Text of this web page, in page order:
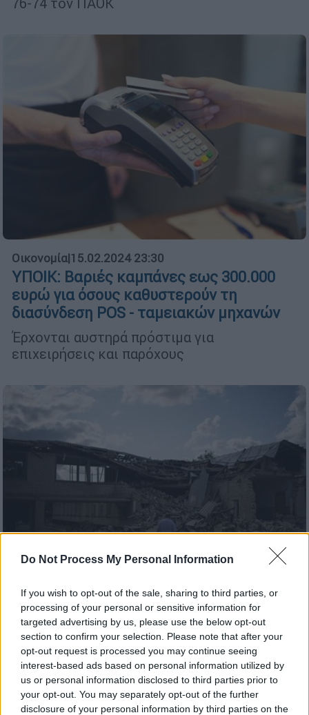
Do Not Process My Personal Information
If you wish to opt-out of the sale, sharing to third parties, or
processing of your personal or sensitive information for
targeted advertising by us, please use the below opt-out
section to confirm your selection. Please note that after your
opt-out request is processed you may continue seeing
interest-based ads based on personal information utilized by
us or personal information disclosed to third parties prior to
your opt-out. You may separately opt-out of the further
disclosure of your personal information by third parties on the
Οικονομία|15.02.2024 23:30
ΥΠΟΙΚ: Βαριές καμπάνες εως 300.000
ευρώ για όσους καθυστερούν τη
διασύνδεση POS - ταμειακών μηχανών
Έρχονται αυστηρά πρόστιμα για
επιχειρήσεις και παρόχους
Κόσμος|15.02.2024 23:28
Πόσο κοστίζει η ανοικοδόμηση της
Ουκρανίας
Πολλά δισεκατομμύρια χρειάζονται για να
αποκατασταθούν οι αναρίθμητες ζημιές